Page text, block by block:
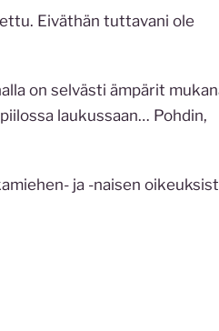
Eiväthän tuttavani ole
on selvästi ämpärit
laukussaan… Pohdin,
ja -naisen